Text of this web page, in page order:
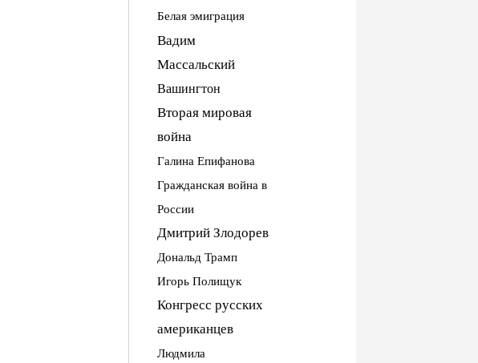
Белая эмиграция
Вадим
Массальский
Вашингтон
Вторая мировая
война
Галина Епифанова
Гражданская война в
России
Дмитрий Злодорев
Дональд Трамп
Игорь Полищук
Конгресс русских
американцев
Людмила